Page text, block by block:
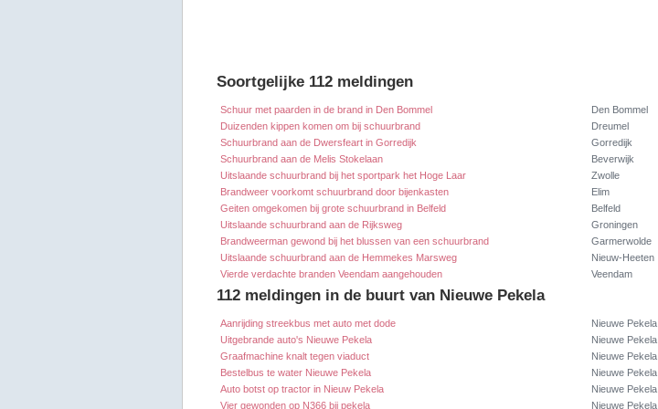
Soortgelijke 112 meldingen
Schuur met paarden in de brand in Den Bommel Den Bommel
Duizenden kippen komen om bij schuurbrand Dreumel
Schuurbrand aan de Dwersfeart in Gorredijk Gorredijk
Schuurbrand aan de Melis Stokelaan Beverwijk
Uitslaande schuurbrand bij het sportpark het Hoge Laar Zwolle
Brandweer voorkomt schuurbrand door bijenkasten Elim
Geiten omgekomen bij grote schuurbrand in Belfeld Belfeld
Uitslaande schuurbrand aan de Rijksweg Groningen
Brandweerman gewond bij het blussen van een schuurbrand Garmerwolde
Uitslaande schuurbrand aan de Hemmekes Marsweg Nieuw-Heeten
Vierde verdachte branden Veendam aangehouden Veendam
112 meldingen in de buurt van Nieuwe Pekela
Aanrijding streekbus met auto met dode Nieuwe Pekela
Uitgebrande auto's Nieuwe Pekela Nieuwe Pekela
Graafmachine knalt tegen viaduct Nieuwe Pekela
Bestelbus te water Nieuwe Pekela Nieuwe Pekela
Auto botst op tractor in Nieuw Pekela Nieuwe Pekela
Vier gewonden op N366 bij pekela Nieuwe Pekela